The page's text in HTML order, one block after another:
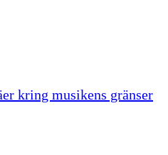
kring musikens gränser